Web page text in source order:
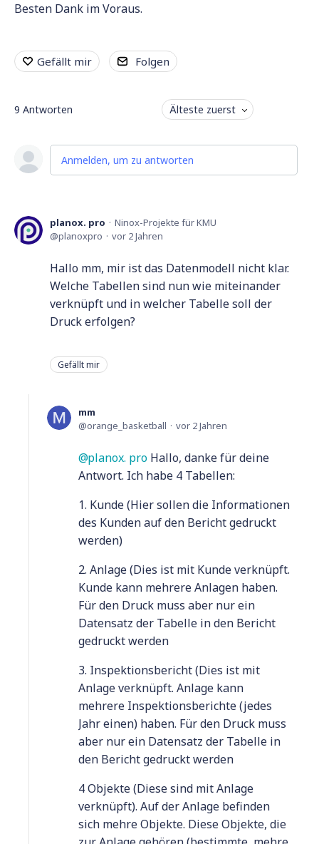
Besten Dank im Voraus.
Gefällt mir Folgen
9 Antworten Älteste zuerst
Anmelden, um zu antworten
planox. pro
Ninox-Projekte für KMU
planoxpro
vor 2 Jahren
Hallo mm, mir ist das Datenmodell nicht klar.
Welche Tabellen sind nun wie miteinander
verknüpft und in welcher Tabelle soll der
Druck erfolgen?
Gefällt mir
mm
orange_basketball
vor 2 Jahren
planox. pro Hallo, danke für deine
Antwort. Ich habe 4 Tabellen:
1. Kunde (Hier sollen die Informationen
des Kunden auf den Bericht gedruckt
werden)
2. Anlage (Dies ist mit Kunde verknüpft.
Kunde kann mehrere Anlagen haben.
Für den Druck muss aber nur ein
Datensatz der Tabelle in den Bericht
gedruckt werden
3. Inspektionsbericht (Dies ist mit
Anlage verknüpft. Anlage kann
mehrere Inspektionsberichte (jedes
Jahr einen) haben. Für den Druck muss
aber nur ein Datensatz der Tabelle in
den Bericht gedruckt werden
4 Objekte (Diese sind mit Anlage
verknüpft). Auf der Anlage befinden
sich mehre Objekte. Diese Objekte, die